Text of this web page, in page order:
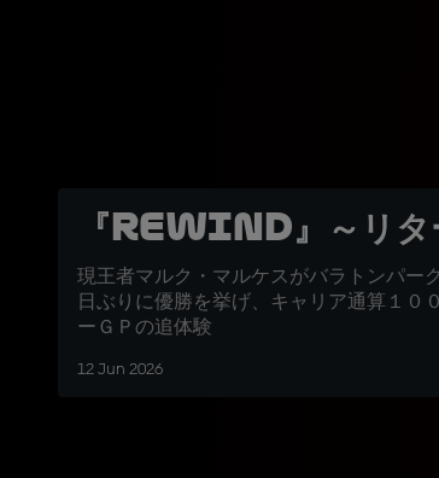
『REWIND』～リタ
現王者マルク・マルケスがバラトンパー
日ぶりに優勝を挙げ、キャリア通算１０
ーＧＰの追体験
12 Jun 2026